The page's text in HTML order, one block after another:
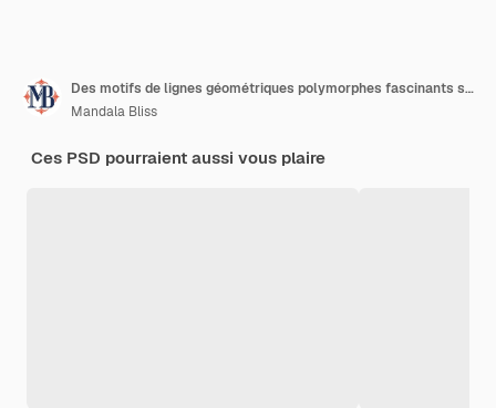
Des motifs de lignes géométriques polymorphes fascinants sur une toile transparente Danse des formes et de la symétrie
Mandala Bliss
Ces PSD pourraient aussi vous plaire